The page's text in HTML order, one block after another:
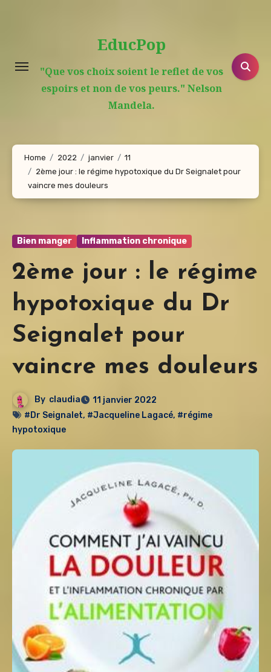
EducPop
"Que vos choix soient le reflet de vos
espoirs et non de vos peurs." Nelson
Mandela.
Home 2022 janvier
11
2ème jour : le régime hypotoxique du Dr Seignalet pour
vaincre mes douleurs
Bien manger Inflammation chronique
2ème jour : le régime
hypotoxique du Dr
Seignalet pour
vaincre mes douleurs
By claudia
11 janvier 2022
#Dr Seignalet, #Jacqueline Lagacé, #régime
hypotoxique